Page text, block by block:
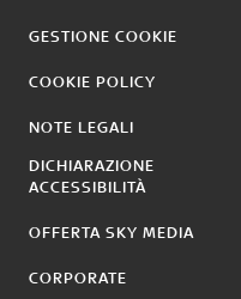
GESTIONE COOKIE
COOKIE POLICY
NOTE LEGALI
DICHIARAZIONE
ACCESSIBILITÀ
OFFERTA SKY MEDIA
CORPORATE